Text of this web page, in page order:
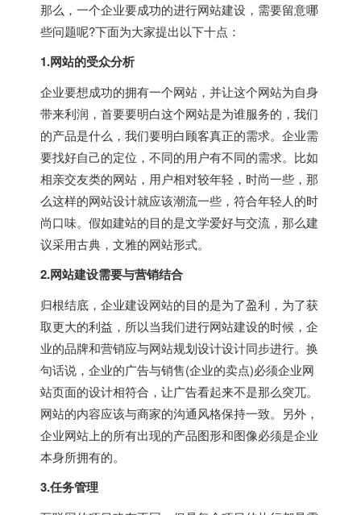
那么，一个企业要成功的进行网站建设，需要留意哪
些问题呢?下面为大家提出以下十点：
1.网站的受众分析
企业要想成功的拥有一个网站，并让这个网站为自身
带来利润，首要要明白这个网站是为谁服务的，我们
的产品是什么，我们要明白顾客真正的需求。企业需
要找好自己的定位，不同的用户有不同的需求。比如
相亲交友类的网站，用户相对较年轻，时尚一些，那
么这样的网站设计就应该潮流一些，符合年轻人的时
尚口味。假如建站的目的是文学爱好与交流，那么建
议采用古典，文雅的网站形式。
2.网站建设需要与营销结合
归根结底，企业建设网站的目的是为了盈利，为了获
取更大的利益，所以当我们进行网站建设的时候，企
业的品牌和营销应与网站规划设计设计同步进行。换
句话说，企业的广告与销售(企业的卖点)必须企业网
站页面的设计相符合，让广告看起来不是那么突兀。
网站的内容应该与商家的沟通风格保持一致。另外，
企业网站上的所有出现的产品图形和图像必须是企业
本身所拥有的。
3.任务管理